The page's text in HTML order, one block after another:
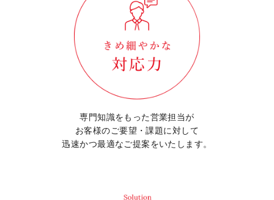
専門知識をもった営業担当が
お客様のご要望・課題に対して
迅速かつ最適なご提案をいたします。